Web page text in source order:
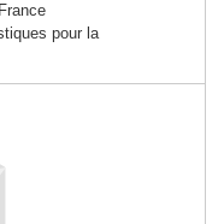
pour la